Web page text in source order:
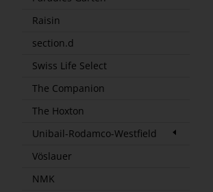
Raisin
section.d
Swiss Life Select
The Companion
The Hoxton
Unibail-Rodamco-Westfield
Vöslauer
NMK